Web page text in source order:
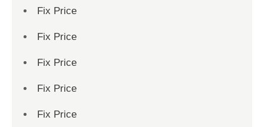
Fix Price
Fix Price
Fix Price
Fix Price
Fix Price